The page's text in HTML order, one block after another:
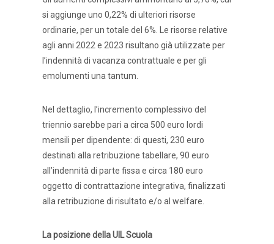
si aggiunge uno 0,22% di ulteriori risorse
ordinarie, per un totale del 6%. Le risorse relative
agli anni 2022 e 2023 risultano già utilizzate per
l’indennità di vacanza contrattuale e per gli
emolumenti una tantum.
Nel dettaglio, l’incremento complessivo del
triennio sarebbe pari a circa 500 euro lordi
mensili per dipendente: di questi, 230 euro
destinati alla retribuzione tabellare, 90 euro
all’indennità di parte fissa e circa 180 euro
oggetto di contrattazione integrativa, finalizzati
alla retribuzione di risultato e/o al welfare.
La posizione della UIL Scuola